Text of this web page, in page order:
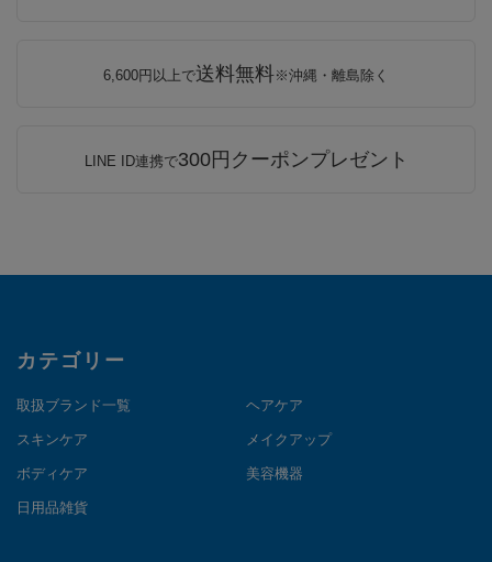
6,600円以上で送料無料※沖縄・離島除く
LINE ID連携で300円クーポンプレゼント
カテゴリー
取扱ブランド一覧 ヘアケア
スキンケア メイクアップ
ボディケア 美容機器
日用品雑貨